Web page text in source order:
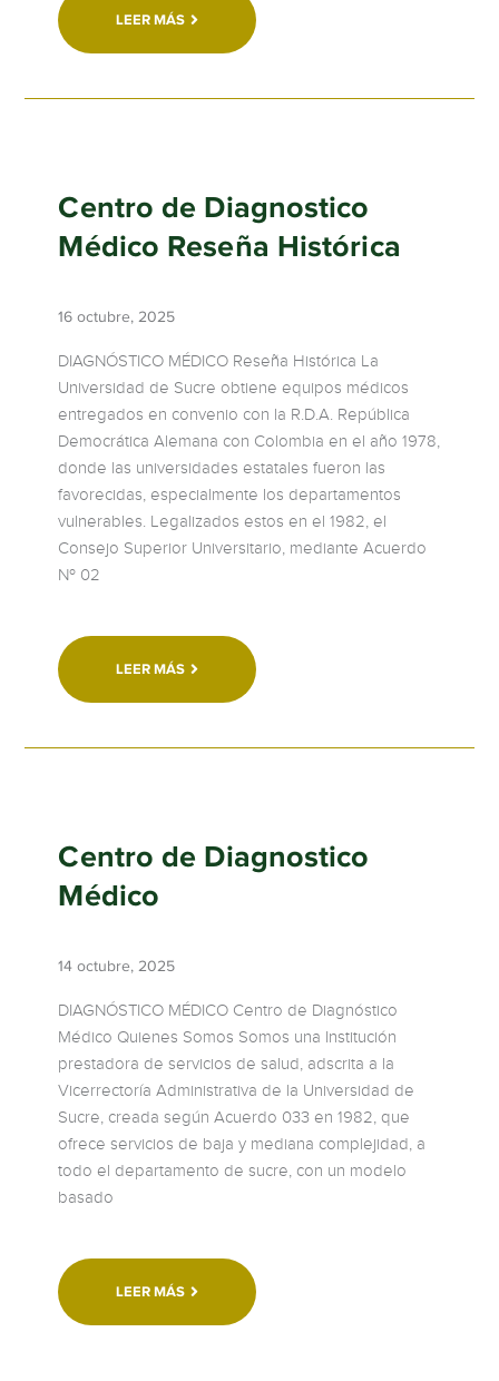
LEER MÁS
Centro de Diagnostico
Médico Reseña Histórica
16 octubre, 2025
DIAGNÓSTICO MÉDICO Reseña Histórica La
Universidad de Sucre obtiene equipos médicos
entregados en convenio con la R.D.A. República
Democrática Alemana con Colombia en el año 1978,
donde las universidades estatales fueron las
favorecidas, especialmente los departamentos
vulnerables. Legalizados estos en el 1982, el
Consejo Superior Universitario, mediante Acuerdo
Nº 02
LEER MÁS
Centro de Diagnostico
Médico
14 octubre, 2025
DIAGNÓSTICO MÉDICO Centro de Diagnóstico
Médico Quienes Somos Somos una Institución
prestadora de servicios de salud, adscrita a la
Vicerrectoría Administrativa de la Universidad de
Sucre, creada según Acuerdo 033 en 1982, que
ofrece servicios de baja y mediana complejidad, a
todo el departamento de sucre, con un modelo
basado
LEER MÁS